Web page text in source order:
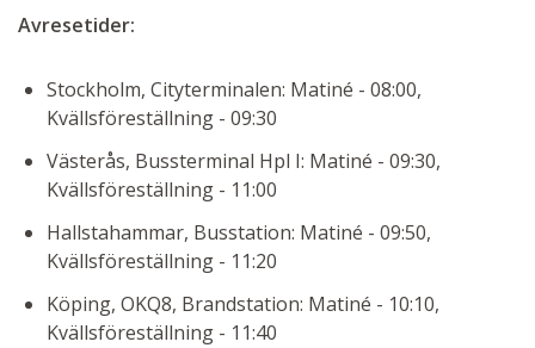
Avresetider:
Stockholm, Cityterminalen: Matiné - 08:00,
Kvällsföreställning - 09:30
Västerås, Bussterminal Hpl I: Matiné - 09:30,
Kvällsföreställning - 11:00
Hallstahammar, Busstation: Matiné - 09:50,
Kvällsföreställning - 11:20
Köping, OKQ8, Brandstation: Matiné - 10:10,
Kvällsföreställning - 11:40